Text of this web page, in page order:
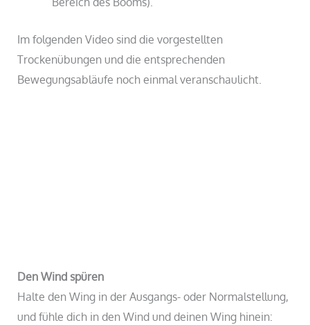
Im folgenden Video sind die vorgestellten
Trockenübungen und die entsprechenden
Bewegungsabläufe noch einmal veranschaulicht.
Den Wind spüren
Halte den Wing in der Ausgangs- oder Normalstellung,
und fühle dich in den Wind und deinen Wing hinein: